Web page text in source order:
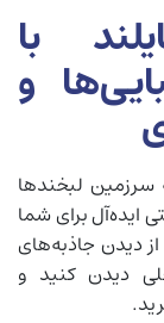
با
و
سرزمین لبخندها
ایده‌آل برای شما
دیدن جاذبه‌های
دیدن کنید و